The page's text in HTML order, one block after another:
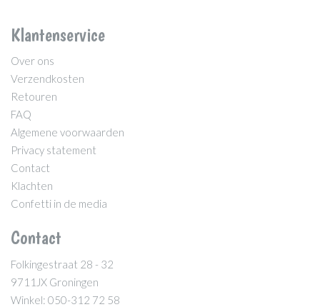
Klantenservice
Over ons
Verzendkosten
Retouren
FAQ
Algemene voorwaarden
Privacy statement
Contact
Klachten
Confetti in de media
Contact
Folkingestraat 28 - 32
9711JX Groningen
Winkel: 050-312 72 58